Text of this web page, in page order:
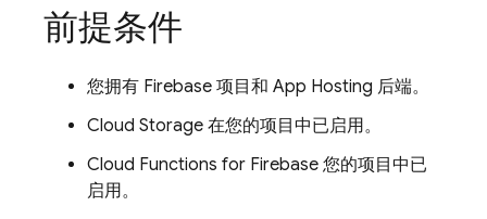
前提条件
您拥有 Firebase 项目和 App Hosting 后端。
Cloud Storage 在您的项目中已启用。
Cloud Functions for Firebase 您的项目中已
启用。